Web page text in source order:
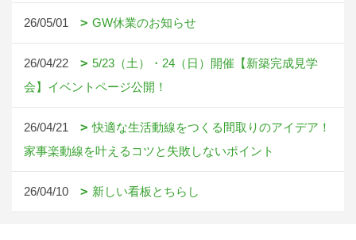
26/05/01 GW休業のお知らせ
26/04/22
5/23（土）・24（日）開催【新築完成見学
会】イベントページ公開！
26/04/21
快適な生活動線をつくる間取りのアイデア！
家事楽動線を叶えるコツと失敗しないポイント
26/04/10 新しい看板とちらし